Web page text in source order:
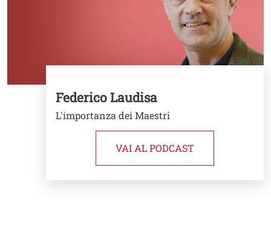
Federico Laudisa
L'importanza dei Maestri
VAI AL PODCAST